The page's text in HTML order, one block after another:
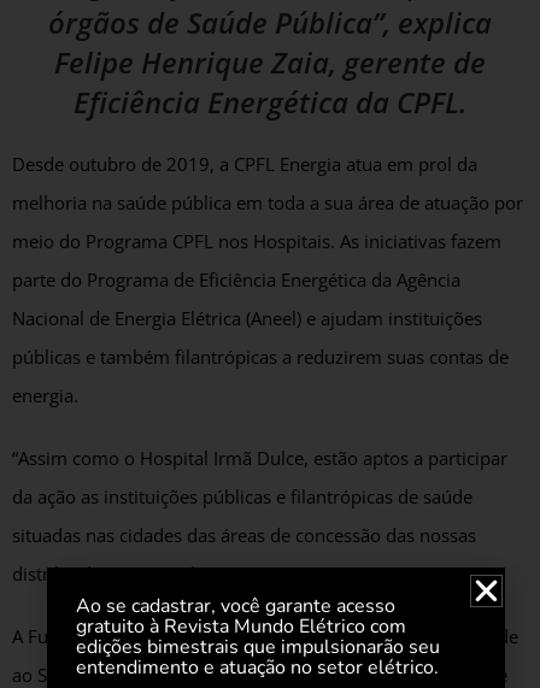
órgãos de Saúde Pública”, explica
Felipe Henrique Zaia, gerente de
Eficiência Energética da CPFL.
Desde outubro de 2019, a CPFL Energia atua em prol da
melhoria na saúde pública em toda a sua área de atuação por
meio do Programa CPFL nos Hospitais. As iniciativas fazem
parte do Programa de Eficiência Energética da Agência
Nacional de Energia Elétrica (Aneel) e ajudam instituições
públicas e também filantrópicas a reduzirem suas contas de
energia.
“Assim como o Hospital Irmã Dulce, estão aptos a participar
da ação as instituições públicas e filantrópicas de saúde
situadas nas cidades das áreas de concessão das nossas
distribuidoras”, complementa Zaia.
A Fundação do ABC – Hospital Municipal Irmã Dulce – atende
ao Sistema Único de Saúde (SUS) e representa uma fonte de
Ao se cadastrar, você garante acesso
gratuito à Revista Mundo Elétrico com
edições bimestrais que impulsionarão seu
entendimento e atuação no setor elétrico.